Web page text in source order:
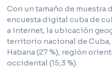
Con un tamaño de muestra
encuesta digital cuba de
a internet, la ubicación
territorio nacional de Cuba,
Habana (27 %), región
occidental (15,3 %).